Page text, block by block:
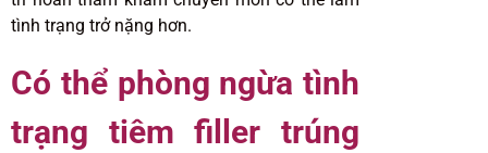
tình trạng trở nặng hơn.
Có thể phòng ngừa tình
trạng tiêm filler trúng